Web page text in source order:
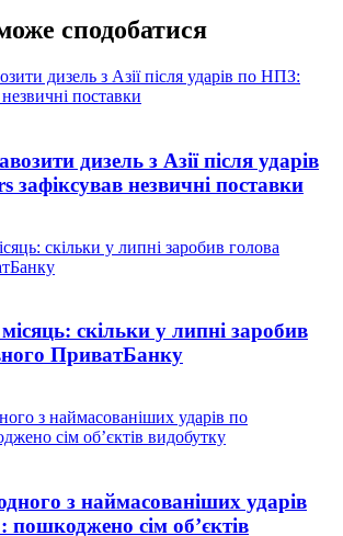
сподобатися
дизель з Азії після ударів
незвичні поставки
скільки у липні заробив
ПриватБанку
з наймасованіших ударів
пошкоджено сім об’єктів